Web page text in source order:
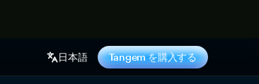
日本語 Tangem を購入する